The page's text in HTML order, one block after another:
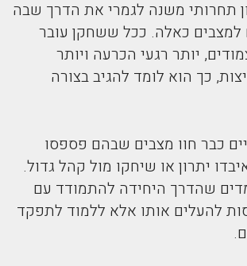
תחרותי משנה לגמרי את הדרך שבה
למצבים כאלה. ככל ששחקן עובר
יותר רגעי הכרעה ויותר
כך הוא לומד להגיב בצורה
כבר חוו מצבים שבהם פספסו
יתרון או שיחקו מול קהל גדול.
שהדרך היחידה להתמודד עם
להעלים אותו אלא ללמוד לתפקד